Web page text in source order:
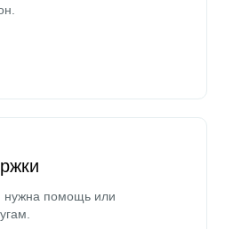
нужна помощь или